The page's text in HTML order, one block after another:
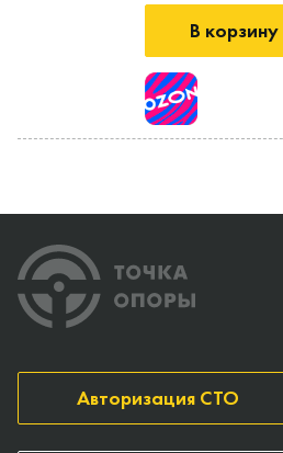
В корзину
Авторизация СТО